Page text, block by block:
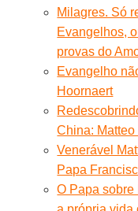
Milagres. Só
Evangelhos,
provas do
Evangelho
Hoornaert
China: Matteo
Venerável
Papa
O Papa sobre